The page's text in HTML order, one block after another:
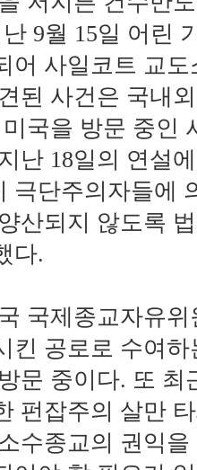
9월 15일 어린
어 사일코트 교
된 사건은 국내
국을 방문 중인
난 18일의 연설
극단주의자들에
산되지 않도록
다.
국제종교자유
킨 공로로 수여
문 중이다. 또 최
펀잡주의 살만
수종교의 권익